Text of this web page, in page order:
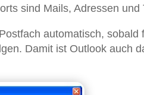
sind Mails, Adressen und
automatisch,
Damit ist Outlook auch